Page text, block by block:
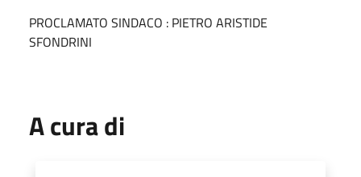
PROCLAMATO SINDACO : PIETRO ARISTIDE
SFONDRINI
A cura di